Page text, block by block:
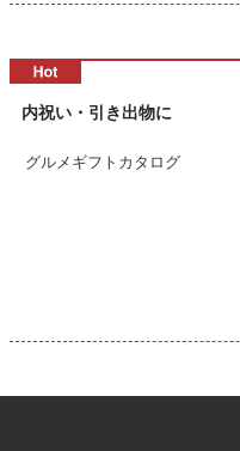
内祝い・引き出物に
グルメギフトカタログ